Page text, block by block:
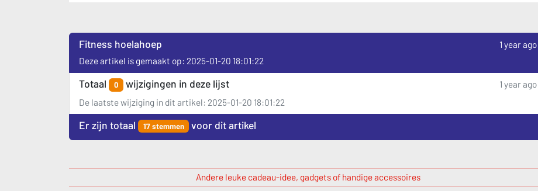
Fitness hoelahoep
1 year ago
Deze artikel is gemaakt op: 2025-01-20 18:01:22
Totaal 0 wijzigingen in deze lijst
1 year ago
De laatste wijziging in dit artikel: 2025-01-20 18:01:22
Er zijn totaal 17 stemmen voor dit artikel
Andere leuke cadeau-idee, gadgets of handige accessoires